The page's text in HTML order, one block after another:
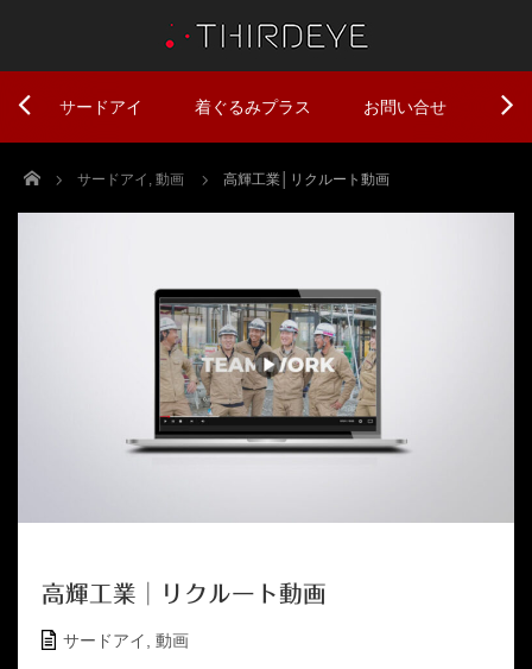
サードアイ 着ぐるみプラス お問い合せ
Home サードアイ , 動画 高輝工業│リクルート動画
高輝工業│リクルート動画
サードアイ, 動画